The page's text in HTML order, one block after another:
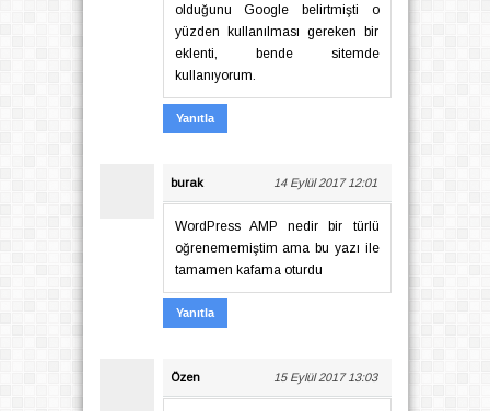
olduğunu Google belirtmişti o
yüzden kullanılması gereken bir
eklenti, bende sitemde
kullanıyorum.
Yanıtla
burak 14 Eylül 2017 12:01
WordPress AMP nedir bir türlü
oğrenememiştim ama bu yazı ile
tamamen kafama oturdu
Yanıtla
Özen 15 Eylül 2017 13:03